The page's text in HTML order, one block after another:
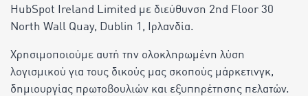
HubSpot Ireland Limited με διεύθυνση 2nd Floor 30
North Wall Quay, Dublin 1, Ιρλανδία.
Χρησιμοποιούμε αυτή την ολοκληρωμένη λύση
λογισμικού για τους δικούς μας σκοπούς μάρκετινγκ,
δημιουργίας πρωτοβουλιών και εξυπηρέτησης πελατών.